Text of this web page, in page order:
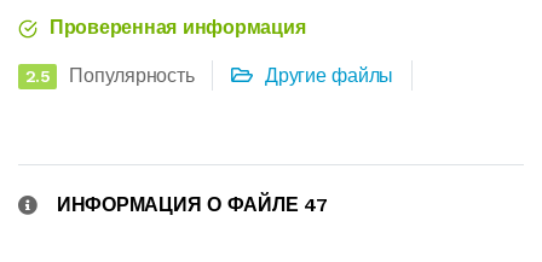
Проверенная информация
2.5 Популярность Другие файлы
ИНФОРМАЦИЯ О ФАЙЛЕ 47